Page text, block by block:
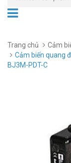
Trang chủ
Cảm
Cảm biến quang
BJ3M-PDT-C